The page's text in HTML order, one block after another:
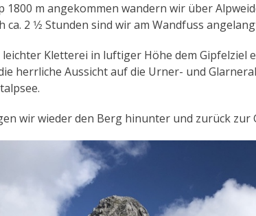
1800 m angekommen wandern wir über
ca. 2 1⁄2 Stunden sind wir am Wandfuss
Kletterei in luftiger Höhe dem Gipfelziel
herrliche Aussicht auf die Urner- und
wir wieder den Berg hinunter und zurück zur